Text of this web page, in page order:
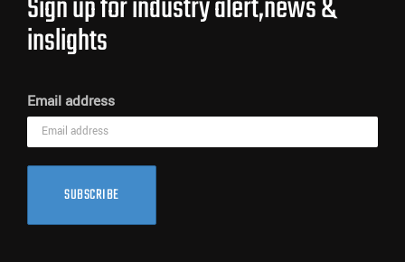
Sign up for industry alert,news &
inslights
Email address
SUBSCRIBE